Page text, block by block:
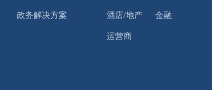
政务解决方案 酒店/地产 金融
运营商